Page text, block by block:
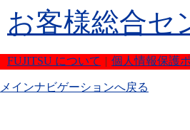
お客様総合セ
FUJITSU について | 個人情報保護
メインナビゲーションへ戻る